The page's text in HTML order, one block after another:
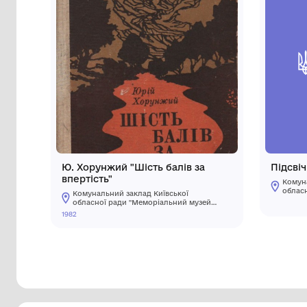
Інші предмети